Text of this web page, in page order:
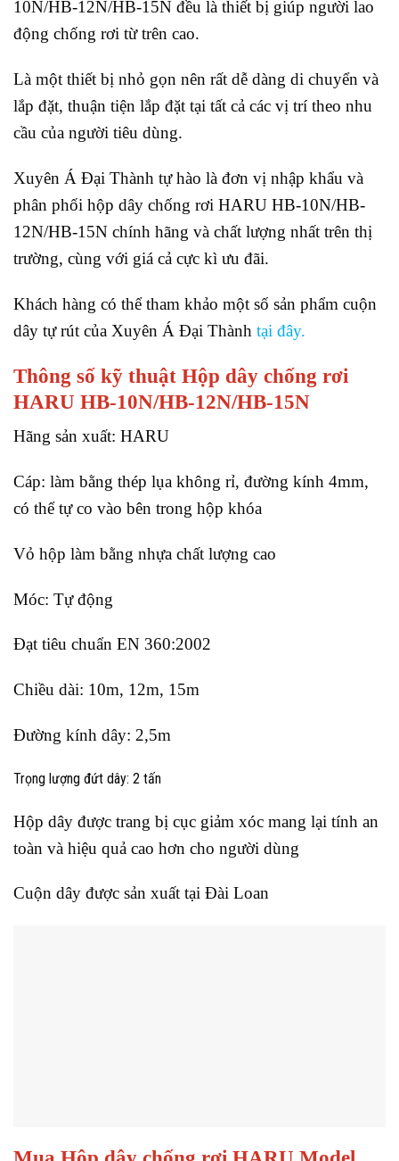
10N/HB-12N/HB-15N đều là thiết bị giúp người lao
động chống rơi từ trên cao.
Là một thiết bị nhỏ gọn nên rất dễ dàng di chuyển và
lắp đặt, thuận tiện lắp đặt tại tất cả các vị trí theo nhu
cầu của người tiêu dùng.
Xuyên Á Đại Thành tự hào là đơn vị nhập khẩu và
phân phối hộp dây chống rơi HARU HB-10N/HB-
12N/HB-15N chính hãng và chất lượng nhất trên thị
trường, cùng với giá cả cực kì ưu đãi.
Khách hàng có thể tham khảo một số sản phẩm cuộn
dây tự rút của Xuyên Á Đại Thành tại đây.
Thông số kỹ thuật Hộp dây chống rơi
HARU HB-10N/HB-12N/HB-15N
Hãng sản xuất: HARU
Cáp: làm bằng thép lụa không rỉ, đường kính 4mm,
có thể tự co vào bên trong hộp khóa
Vỏ hộp làm bằng nhựa chất lượng cao
Móc: Tự động
Đạt tiêu chuẩn EN 360:2002
Chiều dài: 10m, 12m, 15m
Đường kính dây: 2,5m
Trọng lượng đứt dây: 2 tấn
Hộp dây được trang bị cục giảm xóc mang lại tính an
toàn và hiệu quả cao hơn cho người dùng
Cuộn dây được sản xuất tại Đài Loan